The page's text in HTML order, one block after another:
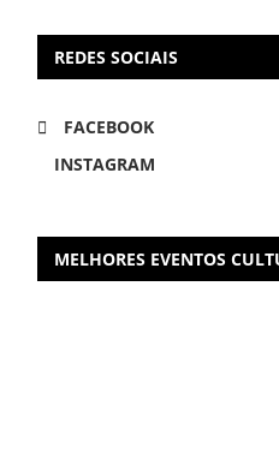
REDES SOCIAIS
FACEBOOK
INSTAGRAM
MELHORES EVENTOS